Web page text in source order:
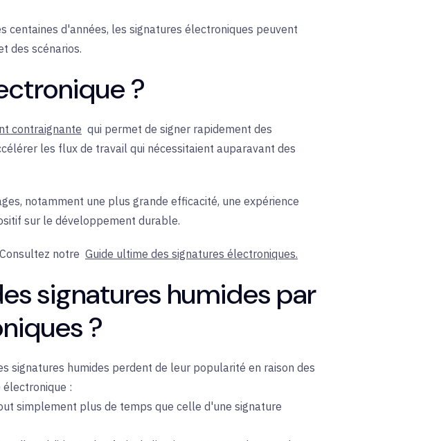
d'années, les signatures électroniques peuvent
des scénarios.
?
contraignante qui permet de signer rapidement des
les flux de travail qui nécessitaient auparavant des
notamment une plus grande efficacité, une expérience
sur le développement durable.
notre Guide ultime des signatures électroniques.
signatures humides par
?
signatures humides perdent de leur popularité en raison des
:
simplement plus de temps que celle d'une signature